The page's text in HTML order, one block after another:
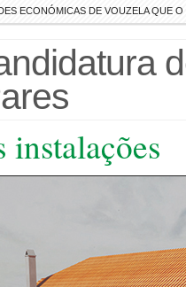
ECONÓMICAS DE VOUZELA QUE
instalações